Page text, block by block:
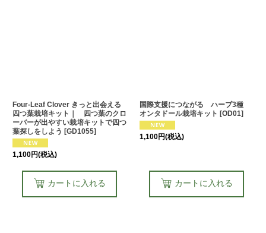
Four-Leaf Clover きっと出会える
四つ葉栽培キット｜ 四つ葉のクロ
ーバーが出やすい栽培キットで四つ
葉探しをしよう [GD1055]
1,100円(税込)
カートに入れる
国際支援につながる ハーブ3種
オンタドール栽培キット [OD01]
1,100円(税込)
カートに入れる